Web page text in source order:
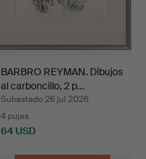
BARBRO REYMAN. Dibujos
al carboncillo, 2 p…
Subastado 26 jul 2026
4 pujas
64 USD